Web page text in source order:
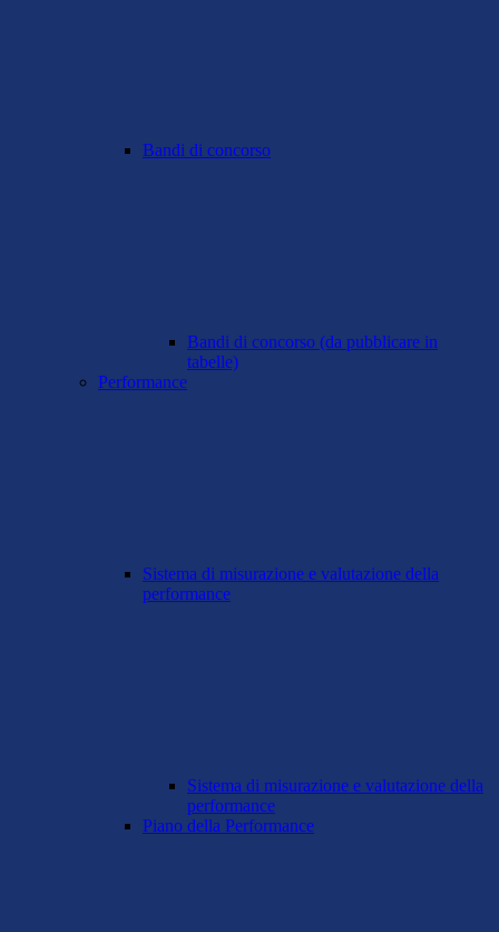
Bandi di concorso
Bandi di concorso (da pubblicare in
tabelle)
Performance
Sistema di misurazione e valutazione della
performance
Sistema di misurazione e valutazione della
performance
Piano della Performance